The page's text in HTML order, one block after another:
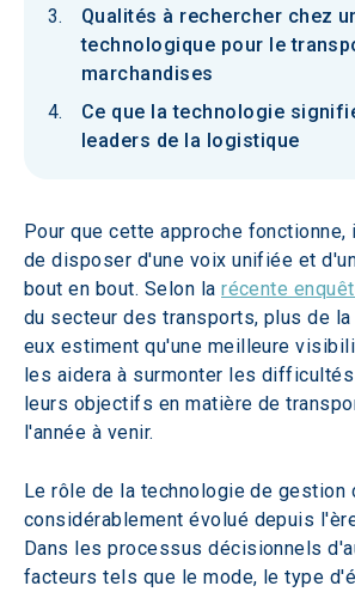
Qualités à rechercher chez
technologique pour le
marchandises
Ce que la technologie
leaders de la logistique
Pour que cette approche
de disposer d'une voix unifiée et
bout en bout. Selon la récente
du secteur des transports, plus de
eux estiment qu'une meilleure
les aidera à surmonter les
leurs objectifs en matière de
l'année à venir.
Le rôle de la technologie de gestion
considérablement évolué depuis
Dans les processus décisionnels
facteurs tels que le mode, le type